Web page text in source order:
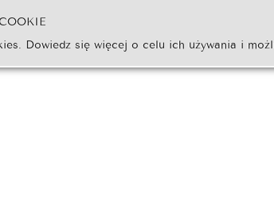
Dowiedz się więcej o celu ich używania i